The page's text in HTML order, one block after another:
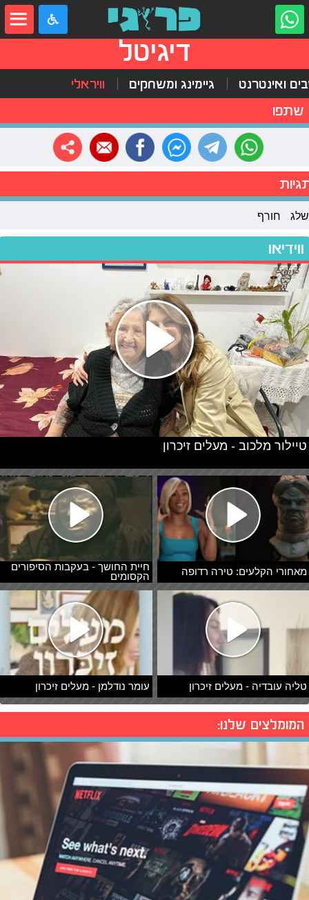
דיגיטל
ואינטרנט גיימינג ומשחקים וויראלי
שתפו
שלג חורף
ווידיאו
מאחורי הקלעים: טירה רדופה
חיית החושך - בעקבות הסיפורים
הקסומים
טליה עובדיה - מעלים זיכרון עומר נודלמן - מעלים זיכרון
טיילור מלכוב - מעלים זיכרון
המומלצים שלנו: